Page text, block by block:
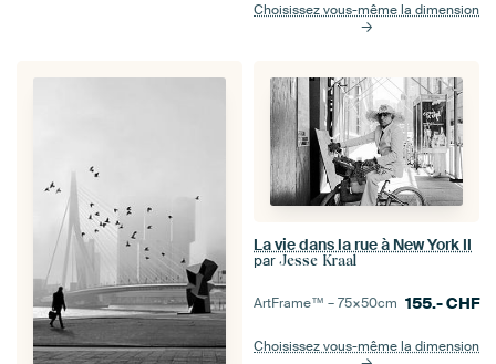
Choisissez vous-même la dimension
La vie dans la rue à New York II
par Jesse Kraal
ArtFrame™ –75×50cm 155.-CHF
Choisissez vous-même la dimension